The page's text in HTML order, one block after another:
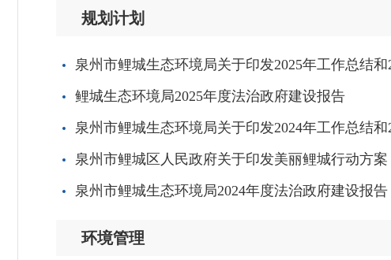
规划计划
泉州市鲤城生态环境局关于印发2025年工作总结
鲤城生态环境局2025年度法治政府建设报告
泉州市鲤城生态环境局关于印发2024年工作总结
泉州市鲤城区人民政府关于印发美丽鲤城行动方案
泉州市鲤城生态环境局2024年度法治政府建设报告
环境管理